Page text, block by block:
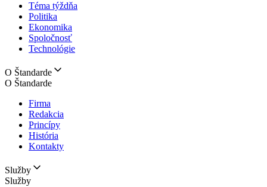
Téma týždňa
Politika
Ekonomika
Spoločnosť
Technológie
O Štandarde
O Štandarde
Firma
Redakcia
Princípy
História
Kontakty
Služby
Služby